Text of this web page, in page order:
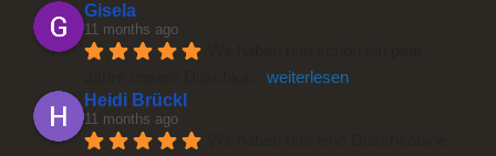
Gisela
11 months ago
weiterlesen
Heidi Brückl
11 months ago